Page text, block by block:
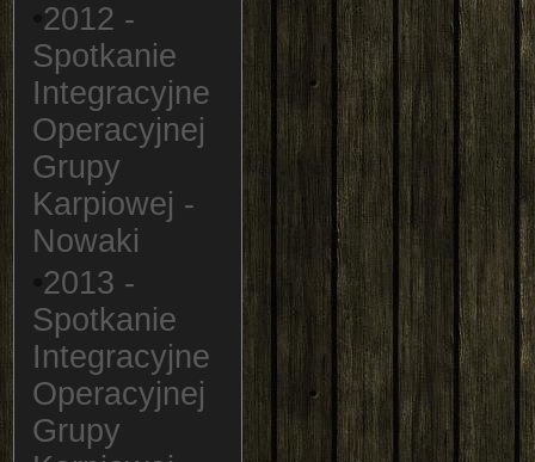
2012 -
Spotkanie
Integracyjne
Operacyjnej
Grupy
Karpiowej -
Nowaki
2013 -
Spotkanie
Integracyjne
Operacyjnej
Grupy